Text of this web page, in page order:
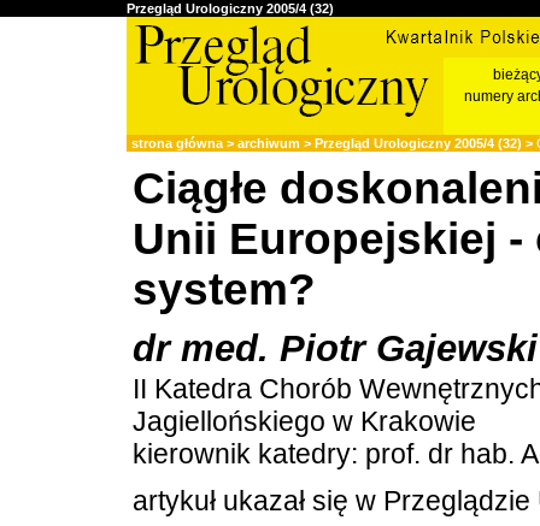
Przegląd Urologiczny 2005/4 (32)
numery
strona główna > archiwum > Przegląd Urologiczny 2005/4 (32) >
Ciągłe
Unii Europejskiej
system?
dr med. Piotr Gajewski
II Katedra Chorób
Jagiellońskiego w Krakowie
kierownik katedry: prof. dr hab.
artykuł ukazał się w